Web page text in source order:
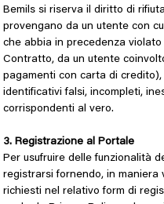
Bemils si riserva il diritto di
provengano da un utente con
che abbia in precedenza
Contratto, da un utente
pagamenti con carta di
identificativi falsi, incompleti,
corrispondenti al vero.
3. Registrazione al Portale
Per usufruire delle funzionalità
registrarsi fornendo, in
richiesti nel relativo form di